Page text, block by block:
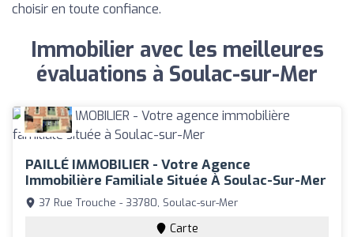
choisir en toute confiance.
Immobilier avec les meilleures
évaluations à Soulac-sur-Mer
PAILLÉ IMMOBILIER - Votre Agence
Immobilière Familiale Située À Soulac-Sur-Mer
37 Rue Trouche - 33780, Soulac-sur-Mer
Carte